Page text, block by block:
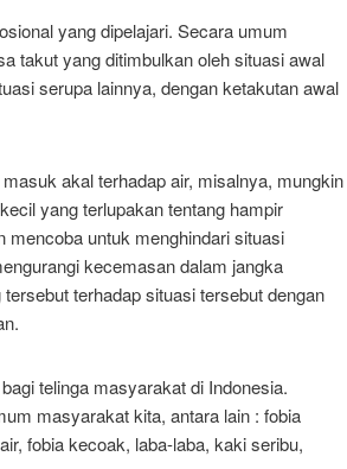
yang dipelajari. Secara umum
takut yang ditimbulkan oleh situasi awal
serupa lainnya, dengan ketakutan awal
akal terhadap air, misalnya, mungkin
yang terlupakan tentang hampir
mencoba untuk menghindari situasi
kecemasan dalam jangka
terhadap situasi tersebut dengan
telinga masyarakat di Indonesia.
masyarakat kita, antara lain : fobia
fobia kecoak, laba-laba, kaki seribu,